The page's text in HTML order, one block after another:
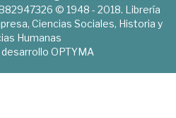
© 1948 - 2018. Librería
Ciencias Sociales, Historia y
Humanas
OPTYMA